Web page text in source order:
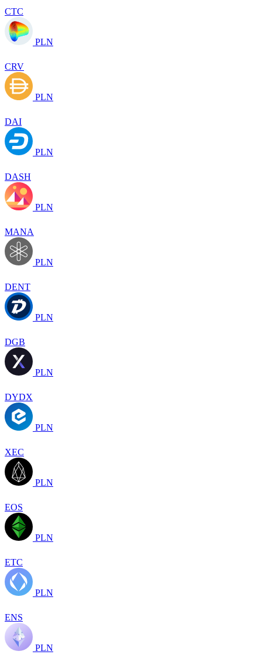
CTC
PLN
CRV
PLN
DAI
PLN
DASH
PLN
MANA
PLN
DENT
PLN
DGB
PLN
DYDX
PLN
XEC
PLN
EOS
PLN
ETC
PLN
ENS
PLN